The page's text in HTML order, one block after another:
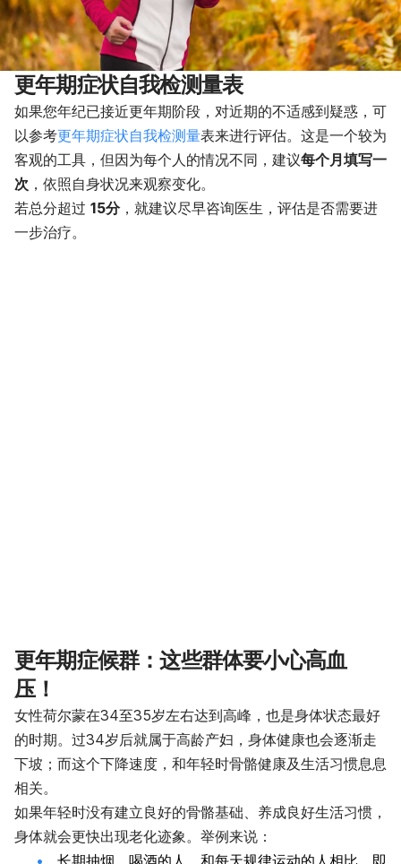
更年期症状自我检测量表
如果您年纪已接近更年期阶段，对近期的不适感到疑惑，可
以参考更年期症状自我检测量表来进行评估。这是一个较为
客观的工具，但因为每个人的情况不同，建议每个月填写一
次 ，依照自身状况来观察变化。
若总分超过 15分，就建议尽早咨询医生，评估是否需要进
一步治疗。
更年期症候群：这些群体要小心高血
压！
女性荷尔蒙在34至35岁左右达到高峰，也是身体状态最好
的时期。过34岁后就属于高龄产妇，身体健康也会逐渐走
下坡；而这个下降速度，和年轻时骨骼健康及生活习惯息息
相关。
如果年轻时没有建立良好的骨骼基础、养成良好生活习惯，
身体就会更快出现老化迹象。举例来说：
长期抽烟、喝酒的人，和每天规律运动的人相比，即